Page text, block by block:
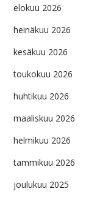
elokuu 2026
heinäkuu 2026
kesäkuu 2026
toukokuu 2026
huhtikuu 2026
maaliskuu 2026
helmikuu 2026
tammikuu 2026
joulukuu 2025